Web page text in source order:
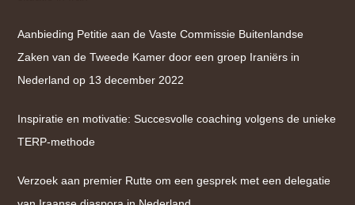
Aanbieding Petitie aan de Vaste Commissie Buitenlandse
Zaken van de Tweede Kamer door een groep Iraniërs in
Nederland op 13 december 2022
Inspiratie en motivatie: Succesvolle coaching volgens de unieke
TERP-methode
Verzoek aan premier Rutte om een gesprek met een delegatie